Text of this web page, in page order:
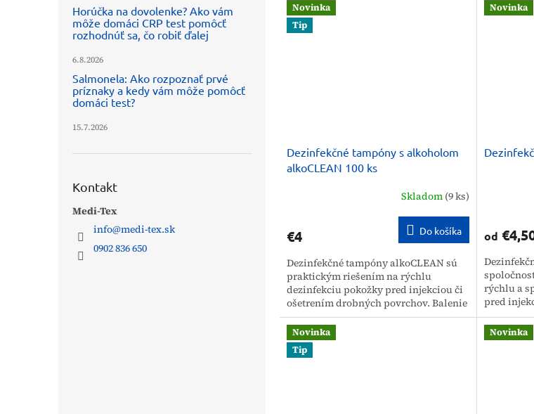
Horúčka na dovolenke? Ako vám
môže domáci CRP test pomôcť
rozhodnúť sa, čo robiť ďalej
6.8.2026
Salmonela: Ako rozpoznať prvé
príznaky a kedy vám môže pomôcť
domáci test?
15.7.2026
Kontakt
Medi-Tex
info@medi-tex.sk
0902 836 650
Novinka
Tip
Dezinfekčné tampóny s alkoholom
alkoCLEAN 100 ks
Skladom (9 ks)
€4 Do košíka
Dezinfekčné tampóny alkoCLEAN sú
praktickým riešením na rýchlu
dezinfekciu pokožky pred injekciou či
ošetrením drobných povrchov. Balenie
obsahuje 100 kusov nesterilných...
Novinka
od
rýchlu a
pred
Novinka
Tip
Novinka